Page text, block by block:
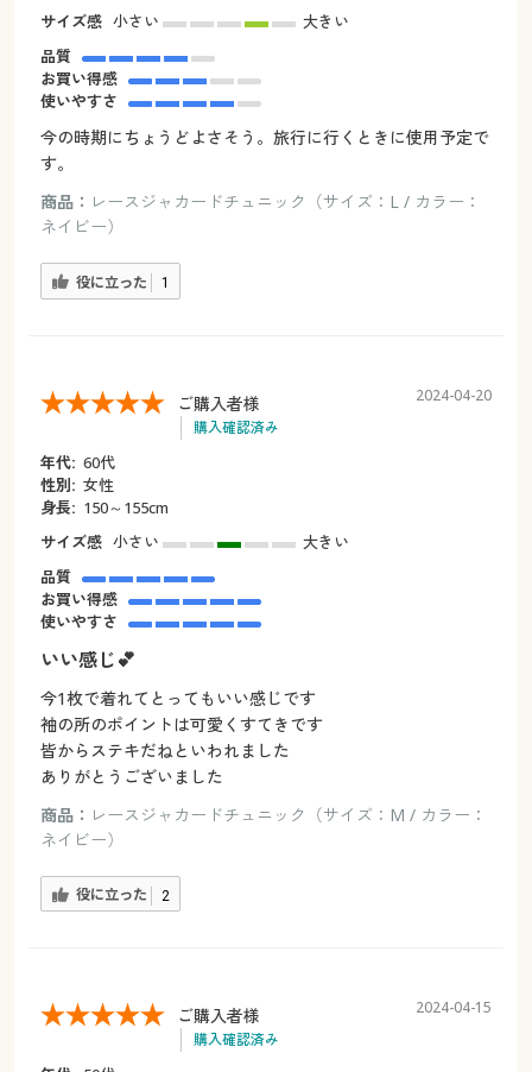
サイズ感 小さい
大きい
品質
お買い得感
使いやすさ
今の時期にちょうどよさそう。旅行に行くときに使用予定で
す。
商品： レースジャカードチュニック（サイズ：L / カラー：
ネイビー）
役に立った 1
ご購入者様
購入確認済み
2024-04-20
年代: 60代
性別: 女性
身長: 150～155cm
サイズ感 小さい
大きい
品質
お買い得感
使いやすさ
いい感じ💕
今1枚で着れてとってもいい感じです
袖の所のポイントは可愛くすてきです
皆からステキだねといわれました
ありがとうございました
商品： レースジャカードチュニック（サイズ：M / カラー：
ネイビー）
役に立った 2
ご購入者様
購入確認済み
2024-04-15